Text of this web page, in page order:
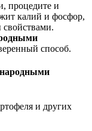
процедите и
калий и фосфор,
свойствами.
способ.
и других